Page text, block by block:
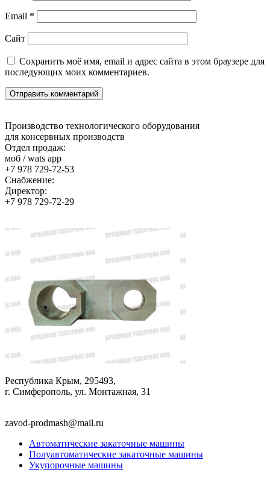
Email *
Сайт
Сохранить моё имя, email и адрес сайта в этом браузере для
последующих моих комментариев.
Производство технологического оборудования
для консервных производств
Отдел продаж:
моб / wats app
+7 978 729-72-53
Снабжение:
Директор:
+7 978 729-72-29
Республика Крым, 295493,
г. Симферополь, ул. Монтажная, 31
zavod-prodmash@mail.ru
Автоматические закаточные машины
Полуавтоматические закаточные машины
Укупорочные машины